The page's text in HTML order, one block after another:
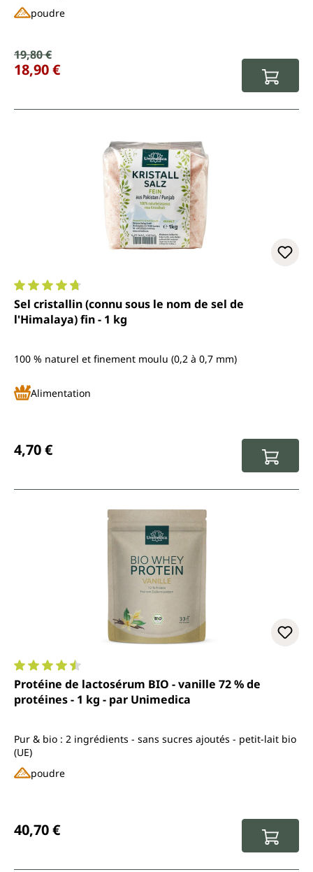
poudre
Prix de vente :
Prix régulier :
19,80 €
18,90 €
Note moyenne de 4.8 sur 5 étoiles
Sel cristallin (connu sous le nom de sel de
l'Himalaya) fin - 1 kg
100 % naturel et finement moulu (0,2 à 0,7 mm)
Alimentation
4,70 €
Note moyenne de 4.4 sur 5 étoiles
Protéine de lactosérum BIO - vanille 72 % de
protéines - 1 kg - par Unimedica
Pur & bio : 2 ingrédients - sans sucres ajoutés - petit-lait bio
(UE)
poudre
40,70 €